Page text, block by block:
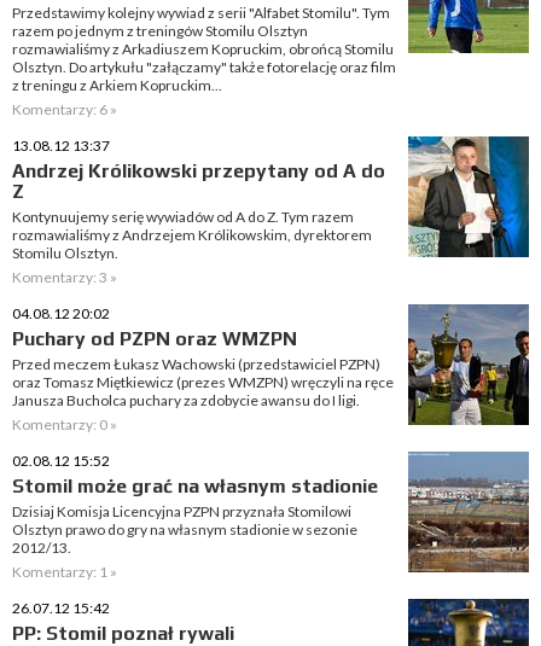
Przedstawimy kolejny wywiad z serii "Alfabet Stomilu". Tym
razem po jednym z treningów Stomilu Olsztyn
rozmawialiśmy z Arkadiuszem Kopruckim, obrońcą Stomilu
Olsztyn. Do artykułu "załączamy" także fotorelację oraz film
z treningu z Arkiem Kopruckim...
Komentarzy: 6 »
13.08.12 13:37
Andrzej Królikowski przepytany od A do
Z
Kontynuujemy serię wywiadów od A do Z. Tym razem
rozmawialiśmy z Andrzejem Królikowskim, dyrektorem
Stomilu Olsztyn.
Komentarzy: 3 »
04.08.12 20:02
Puchary od PZPN oraz WMZPN
Przed meczem Łukasz Wachowski (przedstawiciel PZPN)
oraz Tomasz Miętkiewicz (prezes WMZPN) wręczyli na ręce
Janusza Bucholca puchary za zdobycie awansu do I ligi.
Komentarzy: 0 »
02.08.12 15:52
Stomil może grać na własnym stadionie
Dzisiaj Komisja Licencyjna PZPN przyznała Stomilowi
Olsztyn prawo do gry na własnym stadionie w sezonie
2012/13.
Komentarzy: 1 »
26.07.12 15:42
PP: Stomil poznał rywali